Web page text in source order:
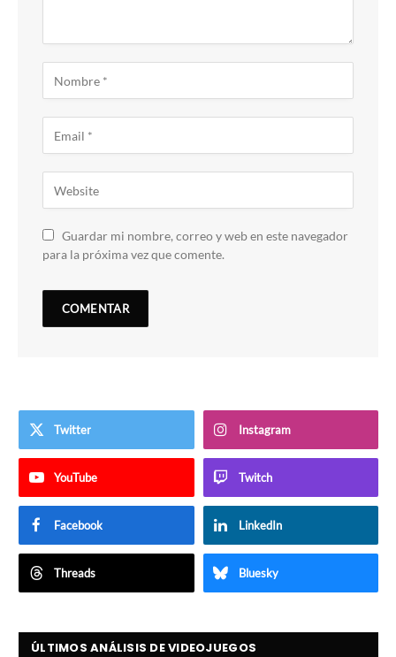
Guardar mi nombre, correo y web en este navegador
para la próxima vez que comente.
Twitter Instagram
YouTube Twitch
Facebook LinkedIn
Threads Bluesky
ÚLTIMOS ANÁLISIS DE VIDEOJUEGOS